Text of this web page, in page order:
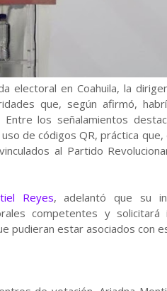
electoral en Coahuila, la
que, según afirmó,
los señalamientos
de códigos QR, práctica que,
al Partido
Reyes, adelantó que su
competentes y solicitará
pudieran estar asociados con